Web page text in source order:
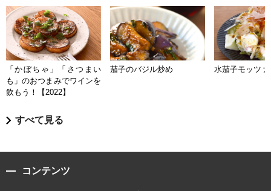
「かぼちゃ」「さつまい
も」のおつまみでワインを
飲もう！【2022】
茄子のバジル炒め 水茄子モッツァ
すべて見る
コンテンツ